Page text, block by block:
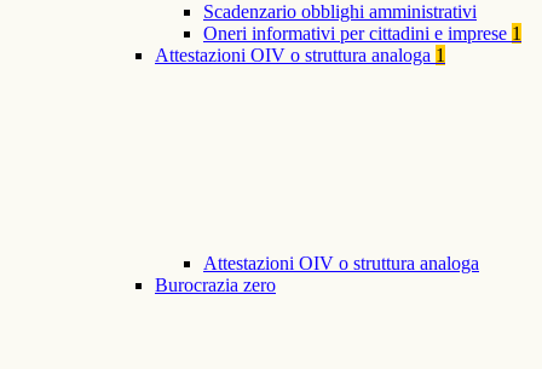
Scadenzario obblighi amministrativi
Oneri informativi per cittadini e imprese 1
Attestazioni OIV o struttura analoga 1
Attestazioni OIV o struttura analoga
Burocrazia zero